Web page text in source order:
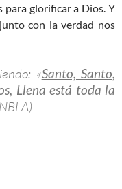
glorificar a Dios. Y
con la verdad nos
«Santo, Santo,
Llena está toda la